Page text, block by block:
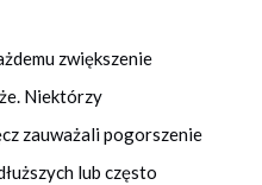
zwiększenie
Niektórzy
zauważali pogorszenie
lub często